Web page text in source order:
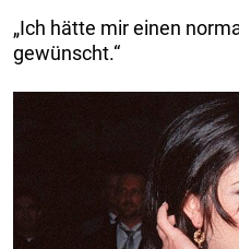
„Ich hätte mir einen
gewünscht.“